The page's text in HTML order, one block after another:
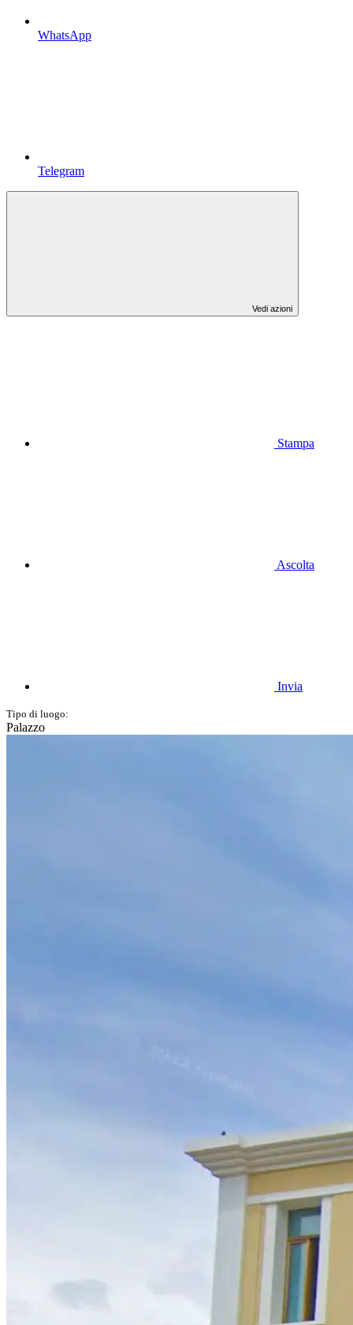
WhatsApp
Telegram
Vedi azioni
Stampa
Ascolta
Invia
Tipo di luogo:
Palazzo